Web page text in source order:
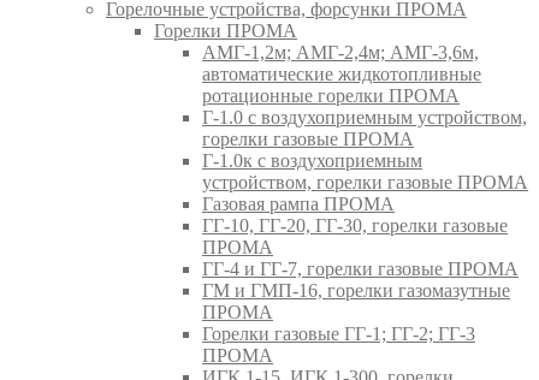
Горелочные устройства, форсунки ПРОМА
Горелки ПРОМА
АМГ-1,2м; АМГ-2,4м; АМГ-3,6м,
автоматические жидкотопливные
ротационные горелки ПРОМА
Г-1.0 с воздухоприемным устройством,
горелки газовые ПРОМА
Г-1.0к с воздухоприемным
устройством, горелки газовые ПРОМА
Газовая рампа ПРОМА
ГГ-10, ГГ-20, ГГ-30, горелки газовые
ПРОМА
ГГ-4 и ГГ-7, горелки газовые ПРОМА
ГМ и ГМП-16, горелки газомазутные
ПРОМА
Горелки газовые ГГ-1; ГГ-2; ГГ-3
ПРОМА